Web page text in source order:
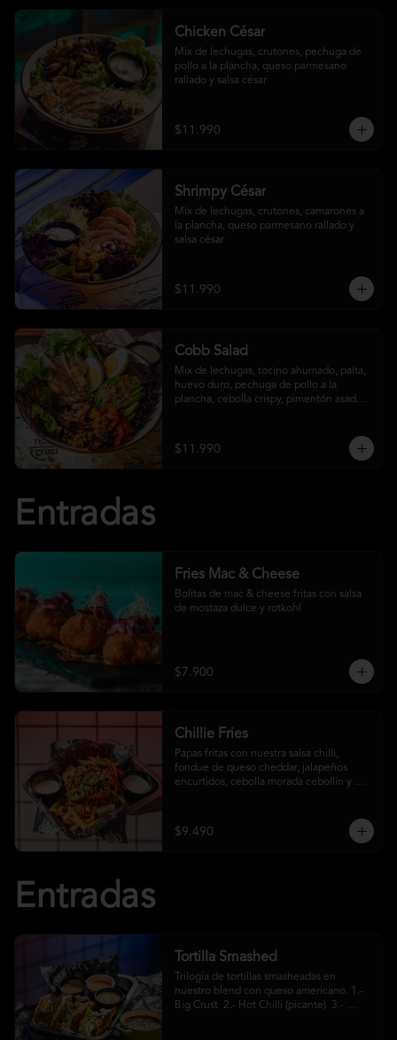
Chicken César
Mix de lechugas, crutones, pechuga de
pollo a la plancha, queso parmesano
rallado y salsa césar
$11.990
Shrimpy César
Mix de lechugas, crutones, camarones a
la plancha, queso parmesano rallado y
salsa césar
$11.990
Cobb Salad
Mix de lechugas, tocino ahumado, palta,
huevo duro, pechuga de pollo a la
plancha, cebolla crispy, pimentón asado,
$11.990
Entradas
Fries Mac & Cheese
Bolitas de mac & cheese fritas con salsa
de mostaza dulce y rotkohl
$7.900
Chillie Fries
Papas fritas con nuestra salsa chilli,
fondue de queso cheddar, jalapeños
encurtidos, cebolla morada cebollín y
$9.490
Entradas
Tortilla Smashed
Trilogía de tortillas smasheadas en
nuestro blend con queso americano. 1.-
Big Crust  2.- Hot Chilli (picante)  3.-